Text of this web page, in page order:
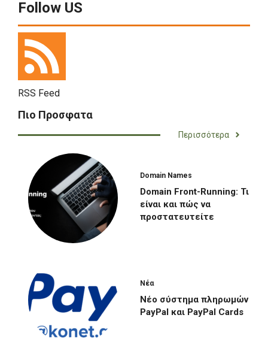
Follow US
RSS Feed
Πιο Προσφατα
Περισσότερα
Domain Names
Domain Front-Running: Τι
είναι και πώς να
προστατευτείτε
Νέα
Νέο σύστημα πληρωμών
PayPal και PayPal Cards